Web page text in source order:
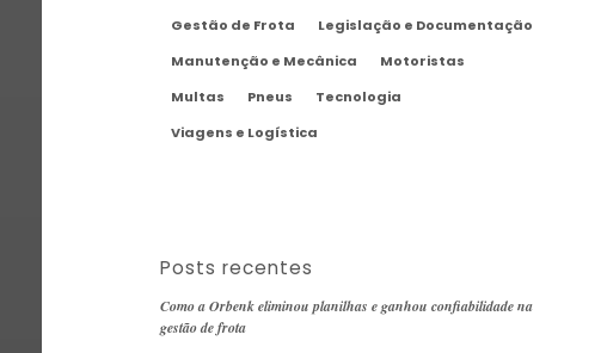
Gestão de Frota
Legislação e Documentação
Manutenção e Mecânica
Motoristas
Multas
Pneus
Tecnologia
Viagens e Logística
Posts recentes
Como a Orbenk eliminou planilhas e ganhou confiabilidade na
gestão de frota